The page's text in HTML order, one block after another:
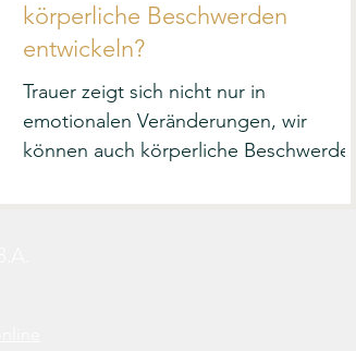
körperliche Beschwerden
entwickeln?
Trauer zeigt sich nicht nur in
emotionalen Veränderungen, wir
können auch körperliche Beschwerden